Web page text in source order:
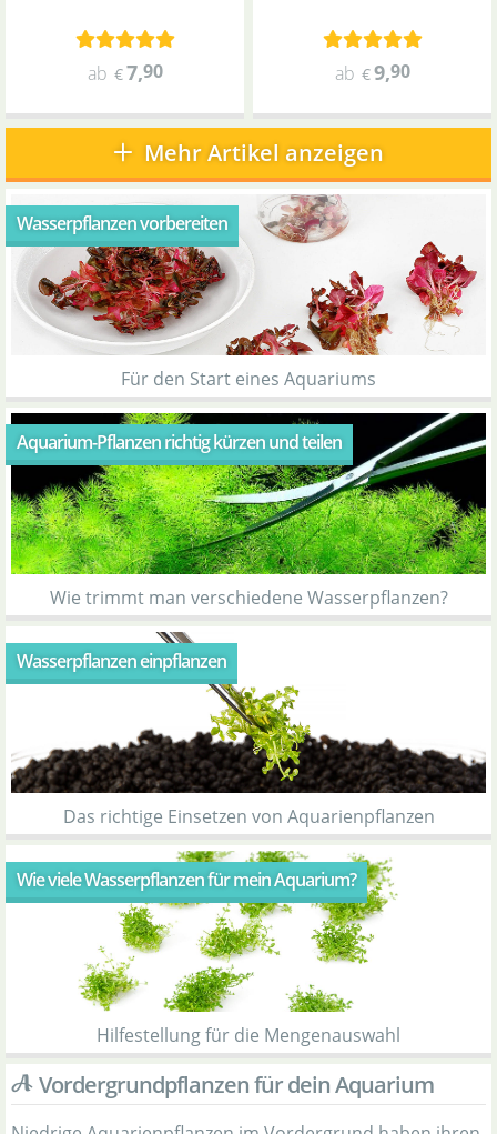
ab €7,90 ab €9,90
Mehr Artikel anzeigen
Wasserpflanzen vorbereiten
Für den Start eines Aquariums
Aquarium-Pflanzen richtig kürzen und teilen
Wie trimmt man verschiedene Wasserpflanzen?
Wasserpflanzen einpflanzen
Das richtige Einsetzen von Aquarienpflanzen
Wie viele Wasserpflanzen für mein Aquarium?
Hilfestellung für die Mengenauswahl
Vordergrundpflanzen für dein Aquarium